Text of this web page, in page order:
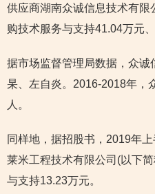
供应商湖南众诚信息技术有限
购技术服务与支持41.04万元
据市场监督管理局数据，众
杲、左自炎。2016-2018年，
人。
同样地，据招股书，2019年
莱米工程技术有限公司(以下
与支持13.23万元。